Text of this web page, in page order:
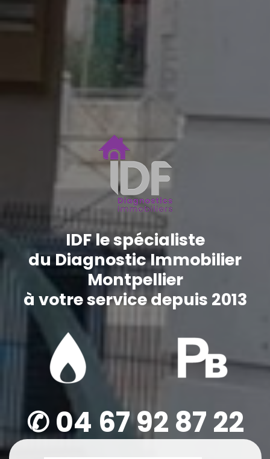
IDF le spécialiste
du Diagnostic Immobilier
Montpellier
à votre service depuis 2013
✆ 04 67 92 87 22